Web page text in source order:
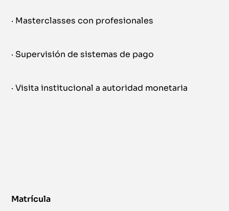
· Masterclasses con profesionales
· Supervisión de sistemas de pago
· Visita institucional a autoridad monetaria
Matrícula